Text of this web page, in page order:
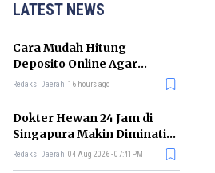
LATEST NEWS
Cara Mudah Hitung
Deposito Online Agar
Untung dalam Jangka
Redaksi Daerah 16 hours ago
Dokter Hewan 24 Jam di
Singapura Makin Diminati,
Ini Alasannya
Redaksi Daerah 04 Aug 2026 - 07:41PM